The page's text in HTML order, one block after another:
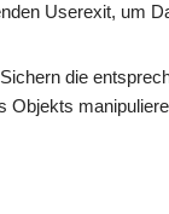
Userexit, um
die
Objekts